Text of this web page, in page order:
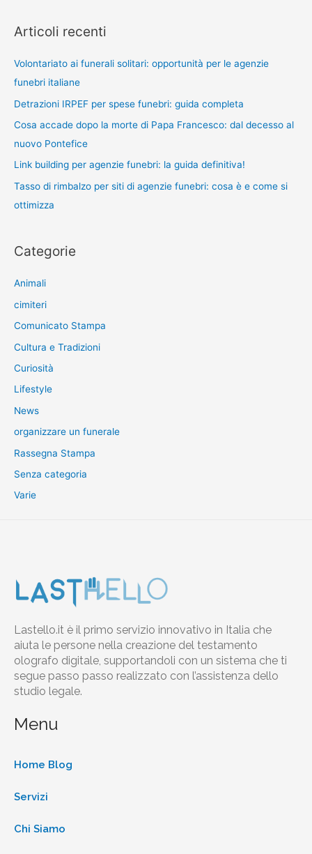
Articoli recenti
Volontariato ai funerali solitari: opportunità per le agenzie
funebri italiane
Detrazioni IRPEF per spese funebri: guida completa
Cosa accade dopo la morte di Papa Francesco: dal decesso al
nuovo Pontefice
Link building per agenzie funebri: la guida definitiva!
Tasso di rimbalzo per siti di agenzie funebri: cosa è e come si
ottimizza
Categorie
Animali
cimiteri
Comunicato Stampa
Cultura e Tradizioni
Curiosità
Lifestyle
News
organizzare un funerale
Rassegna Stampa
Senza categoria
Varie
Lastello.it è il primo servizio innovativo in Italia che
aiuta le persone nella creazione del testamento
olografo digitale, supportandoli con un sistema che ti
segue passo passo realizzato con l’assistenza dello
studio legale.
Menu
Home Blog
Servizi
Chi Siamo